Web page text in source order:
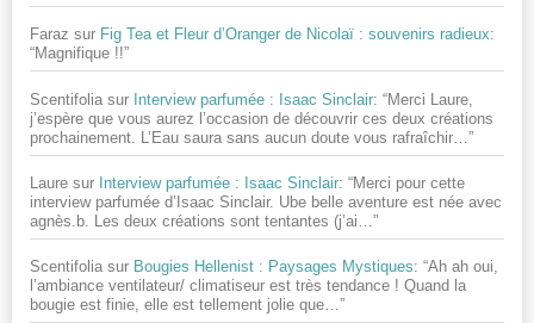
Faraz sur Fig Tea et Fleur d’Oranger de Nicolaï : souvenirs radieux:
“Magnifique !!”
Scentifolia sur Interview parfumée : Isaac Sinclair: “Merci Laure,
j’espère que vous aurez l’occasion de découvrir ces deux créations
prochainement. L’Eau saura sans aucun doute vous rafraîchir… ”
Laure sur Interview parfumée : Isaac Sinclair: “Merci pour cette
interview parfumée d’Isaac Sinclair. Ube belle aventure est née avec
agnès.b. Les deux créations sont tentantes (j’ai… ”
Scentifolia sur Bougies Hellenist : Paysages Mystiques: “Ah ah oui,
l’ambiance ventilateur/ climatiseur est très tendance ! Quand la
bougie est finie, elle est tellement jolie que… ”